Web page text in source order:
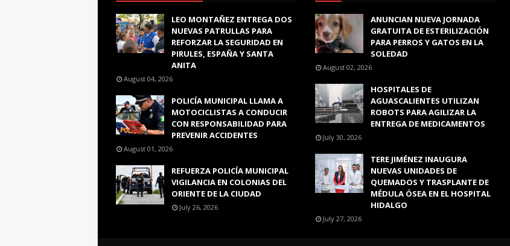
LEO MONTAÑEZ ENTREGA DOS
NUEVAS PATRULLAS PARA
REFORZAR LA SEGURIDAD EN
PIRULES, ESPAÑA Y SANTA
ANITA
August 04, 2026
POLICÍA MUNICIPAL LLAMA A
MOTOCICLISTAS A CONDUCIR
CON RESPONSABILIDAD PARA
PREVENIR ACCIDENTES
August 01, 2026
REFUERZA POLICÍA MUNICIPAL
VIGILANCIA EN COLONIAS DEL
ORIENTE DE LA CIUDAD
July 26, 2026
ANUNCIAN NUEVA JORNADA
GRATUITA DE ESTERILIZACIÓN
PARA PERROS Y GATOS EN LA
SOLEDAD
August 02, 2026
HOSPITALES DE
AGUASCALIENTES UTILIZAN
ROBOTS PARA AGILIZAR LA
ENTREGA DE MEDICAMENTOS
July 30, 2026
TERE JIMÉNEZ INAUGURA
NUEVAS UNIDADES DE
QUEMADOS Y TRASPLANTE DE
MÉDULA ÓSEA EN EL HOSPITAL
HIDALGO
July 27, 2026